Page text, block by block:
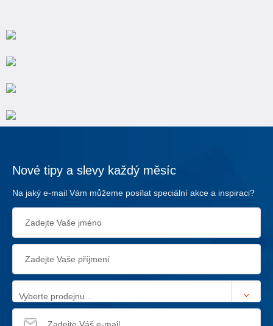
Nové tipy a slevy každý měsíc
Na jaký e-mail Vám můžeme posílat speciální akce a inspiraci?
Vyberte prodejnu…